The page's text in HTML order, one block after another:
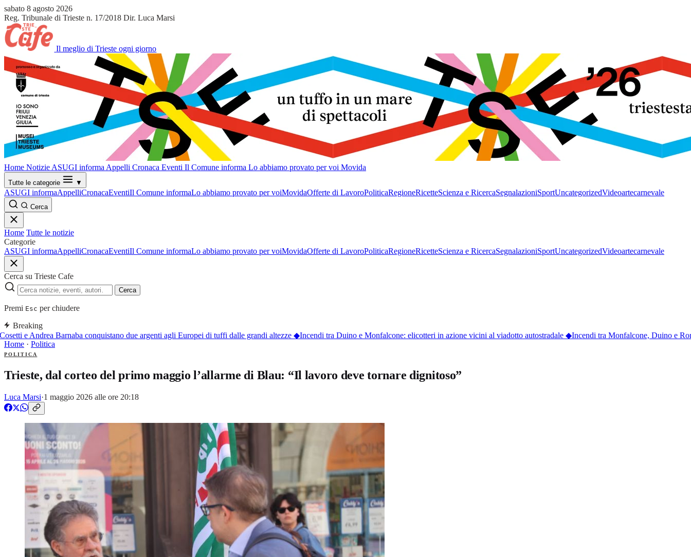
sabato 8 agosto 2026
Reg. Tribunale di Trieste n. 17/2018 Dir. Luca Marsi
Il meglio di Trieste ogni giorno
Home Notizie ASUGI informa Appelli Cronaca Eventi Il Comune informa Lo abbiamo provato per voi Movida
Tutte le categorie ▼
ASUGI informaAppelliCronacaEventiIl Comune informaLo abbiamo provato per voiMovidaOfferte di LavoroPoliticaRegioneRicetteScienza e RicercaSegnalazioniSportUncategorizedVideoartecarnevale
Cerca
Home Tutte le notizie
Categorie
ASUGI informaAppelliCronacaEventiIl Comune informaLo abbiamo provato per voiMovidaOfferte di LavoroPoliticaRegioneRicetteScienza e RicercaSegnalazioniSportUncategorizedVideoartecarnevale
Cerca su Trieste Cafe
Cerca
Premi Esc per chiudere
Breaking
e Andrea Barnaba conquistano due argenti agli Europei di tuffi dalle grandi altezze◆Incendi tra Duino e Monfalcone: elicotteri in azione vicini al viadotto autostradale◆Incendi tra Monfalcone, Duino e
Home · Politica
POLITICA
Trieste, dal corteo del primo maggio l’allarme di Blau: “Il lavoro deve tornare dignitoso”
Luca Marsi·1 maggio 2026 alle ore 20:18